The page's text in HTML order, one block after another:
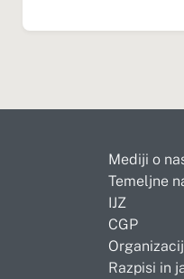
Mediji o
Temeljne
IJZ
CGP
Razpisi in